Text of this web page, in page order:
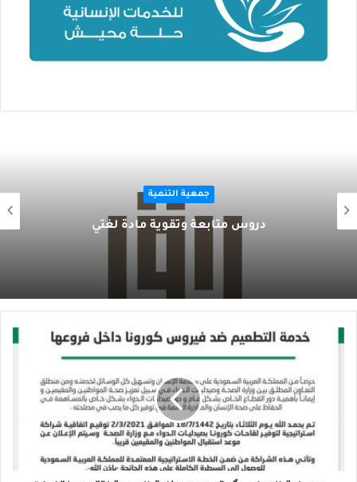
جمعية التنمية
دروس متابعة وتقوية مادة لغتي